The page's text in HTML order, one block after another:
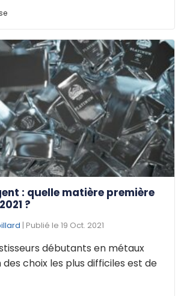
: quelle matière première
?
| Publié le 19 Oct. 2021
débutants en métaux
des choix les plus difficiles est de